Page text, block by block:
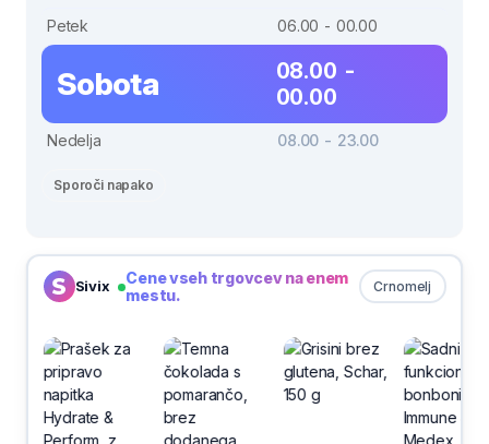
Petek
06.00 - 00.00
Sobota
08.00 -
00.00
Nedelja 08.00 - 23.00
Sporoči napako
Sivix Crnomelj
Cene vseh trgovcev na enem
mestu.